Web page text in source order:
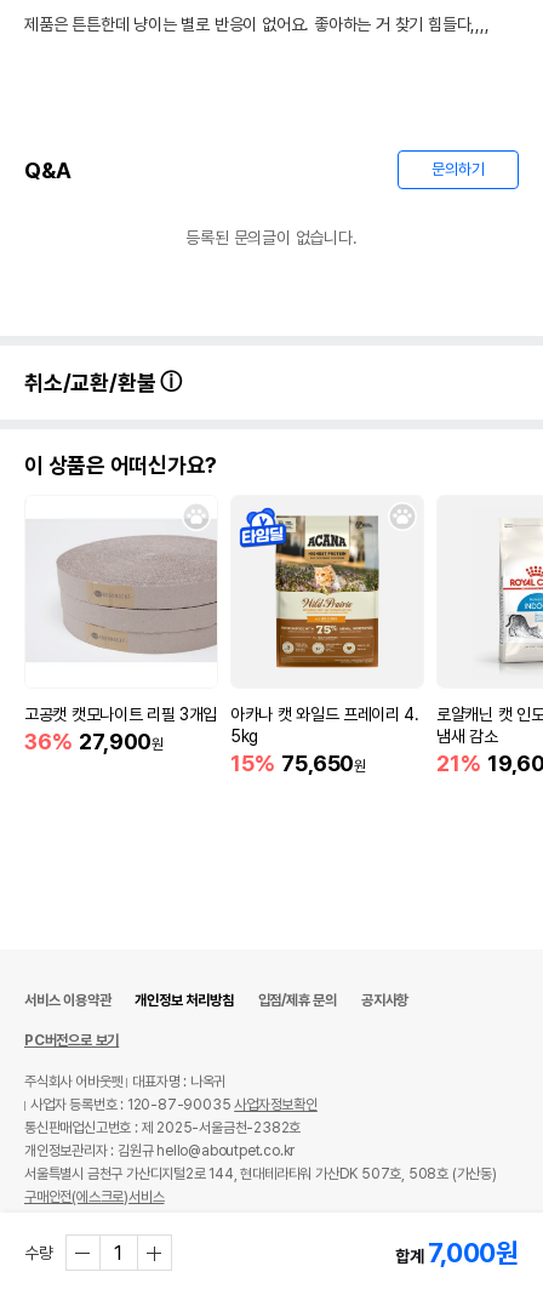
제품은 튼튼한데 냥이는 별로 반응이 없어요. 좋아하는 거 찾기 힘들다,,,,
Q&A 문의하기
등록된 문의글이 없습니다.
취소/교환/환불
이 상품은 어떠신가요?
고공캣 캣모나이트 리필 3개입
36% 27,900원
아카나 캣 와일드 프레이리 4.
5kg
15% 75,650원
로얄캐닌 캣 인
냄새 감소
21%
수량 합계 7,000원
서비스 이용약관 개인정보 처리방침 입점/제휴 문의 공지사항
PC버전으로 보기
주식회사 어바웃펫
대표자명 : 나옥귀
사업자 등록번호 : 120-87-90035사업자정보확인
통신판매업신고번호 : 제 2025-서울금천-2382호
개인정보관리자 : 김원규 hello@aboutpet.co.kr
서울특별시 금천구 가산디지털2로 144, 현대테라타워 가산DK 507호, 508호 (가산동)
구매안전(에스크로)서비스